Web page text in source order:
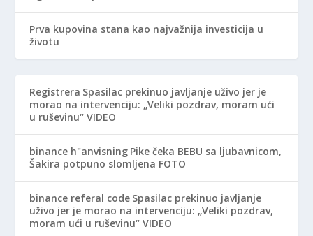
Prva kupovina stana kao najvažnija investicija u
životu
Registrera Spasilac prekinuo javljanje uživo jer je
morao na intervenciju: „Veliki pozdrav, moram ući
u ruševinu“ VIDEO
binance h"anvisning Pike čeka BEBU sa ljubavnicom,
Šakira potpuno slomljena FOTO
binance referal code Spasilac prekinuo javljanje
uživo jer je morao na intervenciju: „Veliki pozdrav,
moram ući u ruševinu“ VIDEO